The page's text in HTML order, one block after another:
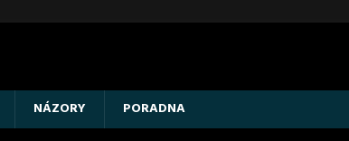
NÁZORY PORADNA